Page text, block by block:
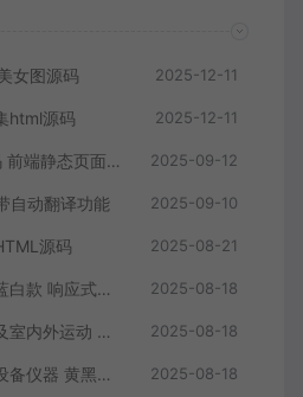
女图源码 2025-12-11
html源码 2025-12-11
100多套官网HTML源码 前端静态页面源码 2025-09-12
自动翻译功能 2025-09-10
源码 2025-08-21
【外贸模板】建筑行业蓝白款 响应式模板静态html文件 2025-08-18
【外贸模板】自行车以及室内外运动 黑灰 响应式模板静态html文件 2025-08-18
【外贸模板】五金行业设备仪器 黄黑款 响应式模板静态html文件 2025-08-18